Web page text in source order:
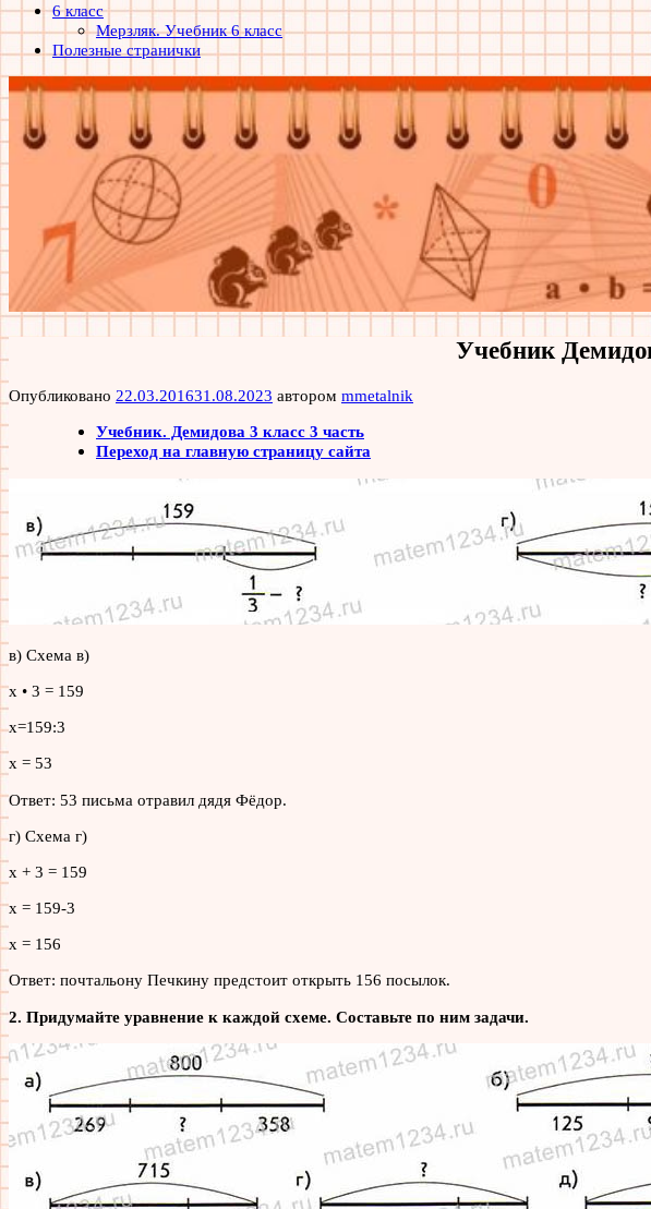
6 класс
Мерзляк. Учебник 6 класс
Полезные странички
Учебник
Опубликовано 22.03.201631.08.2023 автором mmetalnik
Учебник. Демидова 3 класс 3 часть
Переход на главную страницу сайта
в) Схема в)
х • 3 = 159
х=159:3
х = 53
Ответ: 53 письма отравил дядя Фёдор.
г) Схема г)
х + 3 = 159
х = 159-3
х = 156
Ответ: почтальону Печкину предстоит открыть 156 посылок.
2. Придумайте уравнение к каждой схеме. Составьте по ним задачи.